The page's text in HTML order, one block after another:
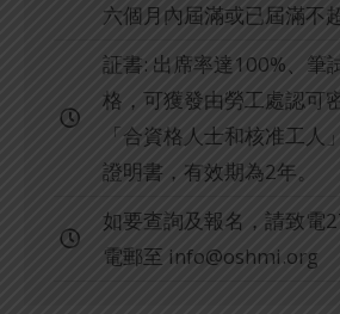
六個月內屆滿或已屆滿不
証書: 出席率達100%、筆
格，可獲發由勞工處認可
「合資格人士和核准工人
證明書，有效期為2年。
如要查詢及報名，請致電
電郵至 info@oshmi.org